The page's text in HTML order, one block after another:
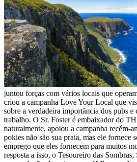
juntou forças com vários locais que
criou a campanha Love Your Local que
sobre a verdadeira importância dos pubs e
trabalho. O Sr. Foster é embaixador do
naturalmente, apoiou a campanha recém-
pokies não são sua praia, mas ele fornece
emprego que eles fornecem para muitos
resposta a isso, o Tesoureiro das